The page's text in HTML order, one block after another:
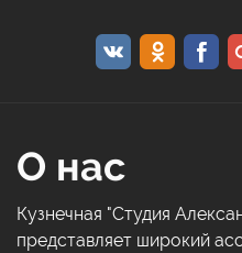
О нас
Кузнечная "Студия
представляет широкий